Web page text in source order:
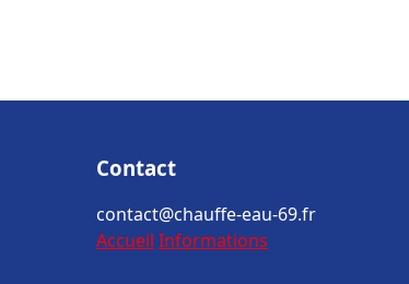
Contact
contact@chauffe-eau-69.fr
Accueil Informations